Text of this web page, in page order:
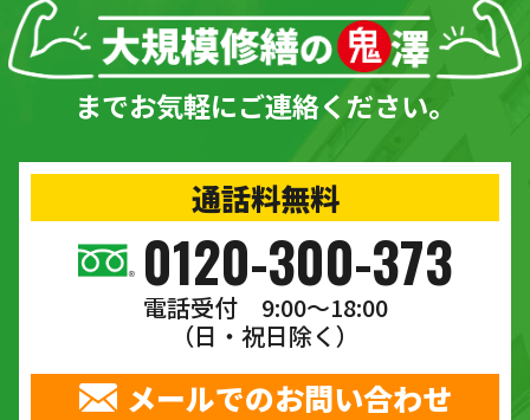
までお気軽にご連絡ください。
通話料無料
0120-300-373
電話受付 9:00〜18:00
（日・祝日除く）
メールでのお問い合わせ